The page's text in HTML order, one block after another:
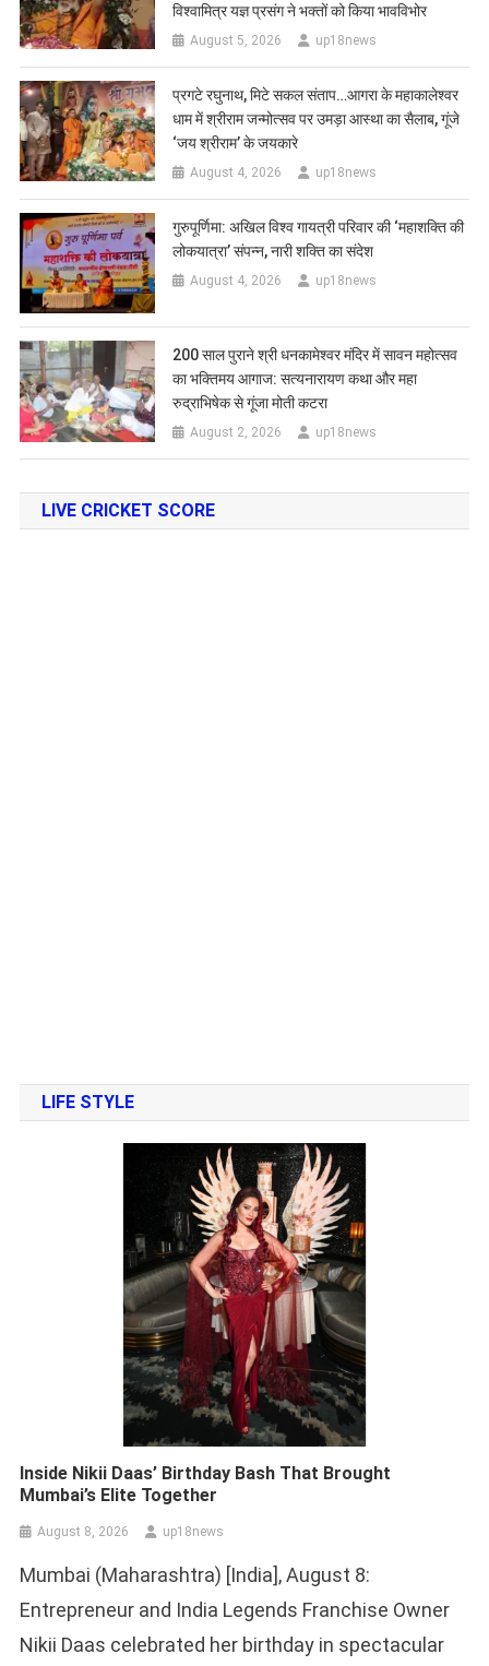
विश्वामित्र यज्ञ प्रसंग ने भक्तों को किया भावविभोर
August 5, 2026 up18news
प्रगटे रघुनाथ, मिटे सकल संताप…आगरा के महाकालेश्वर
धाम में श्रीराम जन्मोत्सव पर उमड़ा आस्था का सैलाब, गूंजे
‘जय श्रीराम’ के जयकारे
August 4, 2026 up18news
गुरुपूर्णिमा: अखिल विश्व गायत्री परिवार की ‘महाशक्ति की
लोकयात्रा’ संपन्न, नारी शक्ति का संदेश
August 4, 2026 up18news
200 साल पुराने श्री धनकामेश्वर मंदिर में सावन महोत्सव
का भक्तिमय आगाज: सत्यनारायण कथा और महा
रुद्राभिषेक से गूंजा मोती कटरा
August 2, 2026 up18news
LIVE CRICKET SCORE
LIFE STYLE
Inside Nikii Daas’ Birthday Bash That Brought
Mumbai’s Elite Together
August 8, 2026 up18news
Mumbai (Maharashtra) [India], August 8:
Entrepreneur and India Legends Franchise Owner
Nikii Daas celebrated her birthday in spectacular